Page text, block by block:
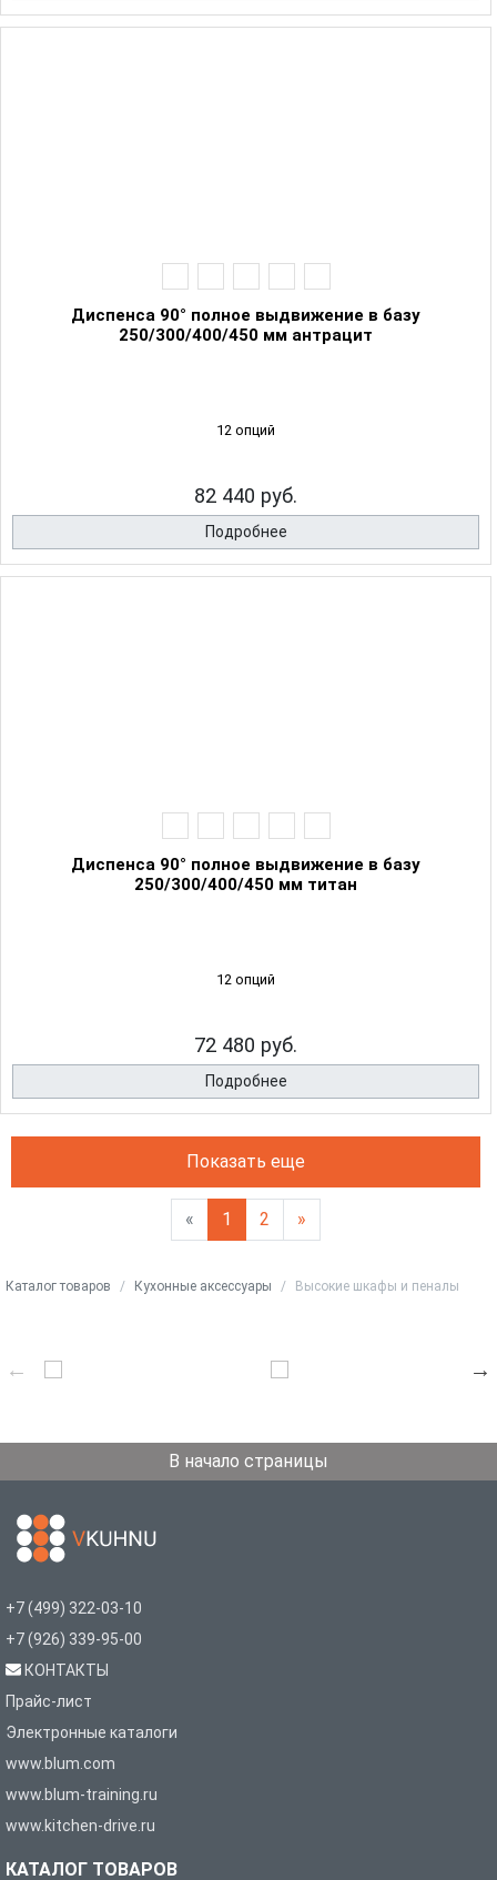
Диспенса 90° полное выдвижение в базу
250/300/400/450 мм антрацит
12 опций
82 440 руб.
Подробнее
Диспенса 90° полное выдвижение в базу
250/300/400/450 мм титан
12 опций
72 480 руб.
Подробнее
Показать еще
« 1 2 »
Каталог товаров Кухонные аксессуары Высокие шкафы и пеналы
В начало страницы
+7 (499) 322-03-10
+7 (926) 339-95-00
КОНТАКТЫ
Прайс-лист
Электронные каталоги
www.blum.com
www.blum-training.ru
www.kitchen-drive.ru
КАТАЛОГ ТОВАРОВ